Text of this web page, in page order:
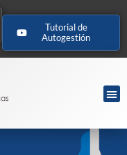
Tutorial de
Autogestión